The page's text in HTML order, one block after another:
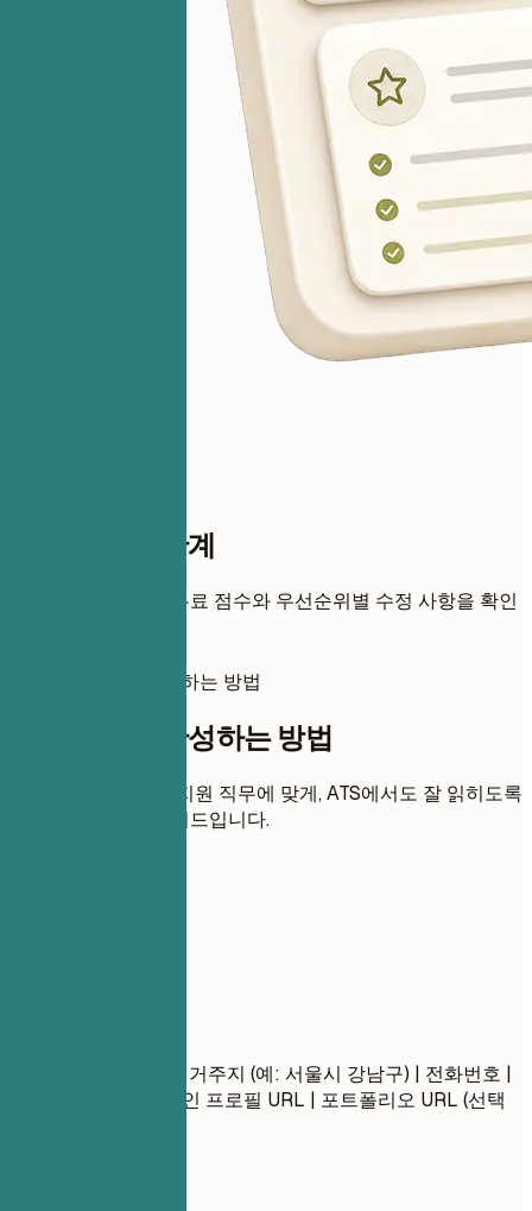
점수까지 한 단계
이력서를 추가하면 무료 점수와 우선순위별 수정 사항을 확인
이 이력서를 완성하는 방법
이 이력서를 완성하는 방법
각 섹션을 명확하고 지원 직무에 맞게, ATS에서도 잘 읽히도록
다듬는 실용적인 가이드입니다.
이름 성 (예: 김민준) | 거주지 (예: 서울시 강남구) | 전화번호 |
이메일 주소 | 링크드인 프로필 URL | 포트폴리오 URL (선택